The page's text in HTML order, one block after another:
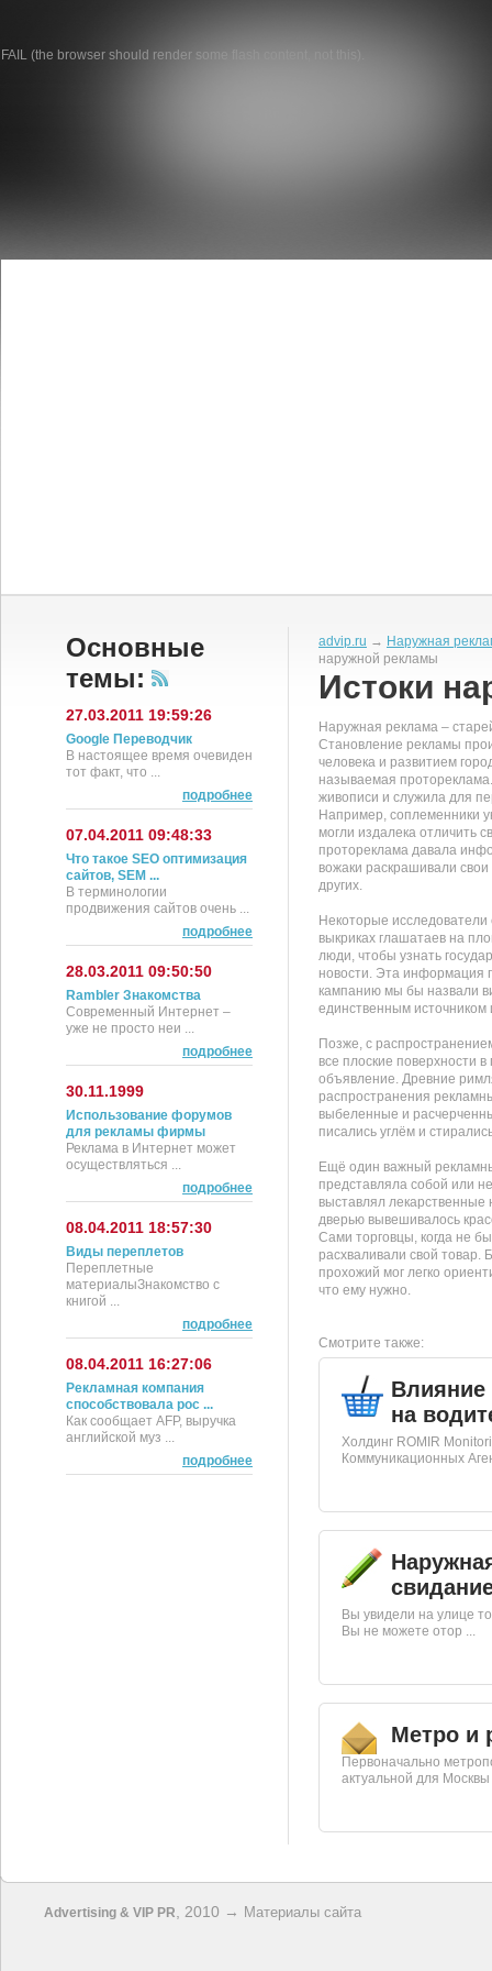
FAIL (the browser should render some flash content, not this).
Основные
темы:
27.03.2011 19:59:26
Google Переводчик
В настоящее время очевиден
тот факт, что ...
подробнее
07.04.2011 09:48:33
Что такое SEO оптимизация
сайтов, SEM ...
В терминологии
продвижения сайтов очень ...
подробнее
28.03.2011 09:50:50
Rambler Знакомства
Современный Интернет –
уже не просто неи ...
подробнее
30.11.1999
Использование форумов
для рекламы фирмы
Реклама в Интернет может
осуществляться ...
подробнее
08.04.2011 18:57:30
Виды переплетов
Переплетные
материалыЗнакомство с
книгой ...
подробнее
08.04.2011 16:27:06
Рекламная компания
способствовала рос ...
Как сообщает AFP, выручка
английской муз ...
подробнее
advip.ru → Наружная
наружной рекламы
Истоки
Наружная реклама –
Становление рекламы
человека и развитием
называемая
живописи и служила для
Например, соплеменники
могли издалека отличить
протореклама давала
вожаки раскрашивали
других.
Некоторые
выкриках глашатаев на
люди, чтобы узнать
новости. Эта информация
кампанию мы бы назвали
единственным
Позже, с
все плоские поверхности
объявление. Древние
распространения
выбеленные и
писались углём и
Ещё один важный
представляла собой или
выставлял лекарственные
дверью вывешивалось
Сами торговцы, когда не
расхваливали свой товар.
прохожий мог легко
что ему нужно.
Смотрите также:
на
Холдинг ROMIR
Коммуникационных
Вы увидели на улице
Вы не можете отор ...
Метро и
Первоначально
актуальной для Москвы
Advertising & VIP PR , 2010 → Материалы сайта